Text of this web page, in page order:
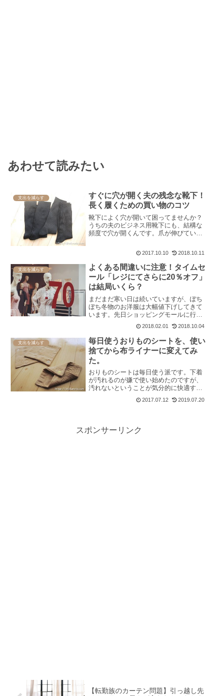
あわせて読みたい
支出を減らす
すぐに穴が開く夫の残念な靴下！
長く履くための買い物のコツ
靴下によく穴が開いて困ってませんか？
うちの夫のビジネス用靴下にも、結構な
頻度で穴が開くんです。爪が伸びている
んでなんだろー？革靴だから？古い靴下
なら潔く捨てますが、下ろ...
2017.10.10 2018.10.11
支出を減らす
よくある間違いに注意！タイムセ
ール「レジにてさらに20％オフ」
は結局いくら？
まだまだ寒い日は続いていますが、ぼち
ぼち冬物のお洋服は大幅値下げしてきて
います。先日ショッピングモールに行っ
たら冬服の多くが半額以下になってたの
で、思わず買ってしまいました。ところ
で、ショップのお姉さんのこんなセリフ
を聞いたことありませんか...
2018.02.01 2018.10.04
支出を減らす
毎日使うおりものシートを、使い
捨てから布ライナーに変えてみ
た。
おりものシートは毎日使う派です。下着
が汚れるのが嫌で使い始めたのですが、
汚れないということが気分的に快適すぎ
て、いつからか毎日使うようになってし
まいました。つけているのが当たり
2017.07.12 2019.07.20
スポンサーリンク
【転勤族のカーテン問題】引っ越し先